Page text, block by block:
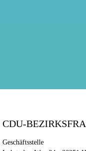
CDU-
Geschäftsstelle